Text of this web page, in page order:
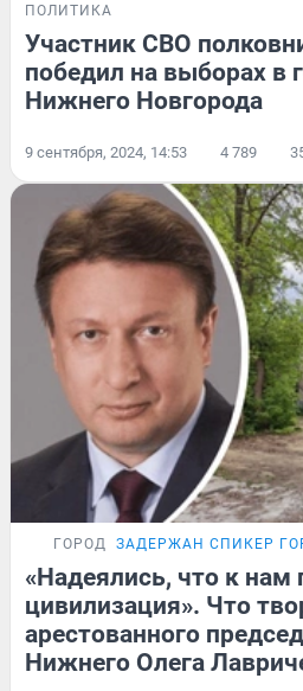
ПОЛИТИКА
Участник СВО
победил на выборах в
Нижнего Новгорода
9 сентября, 2024, 14:53 4 789
ГОРОД ЗАДЕРЖАН СПИКЕР
«Надеялись, что к нам
цивилизация». Что
арестованного
Нижнего Олега